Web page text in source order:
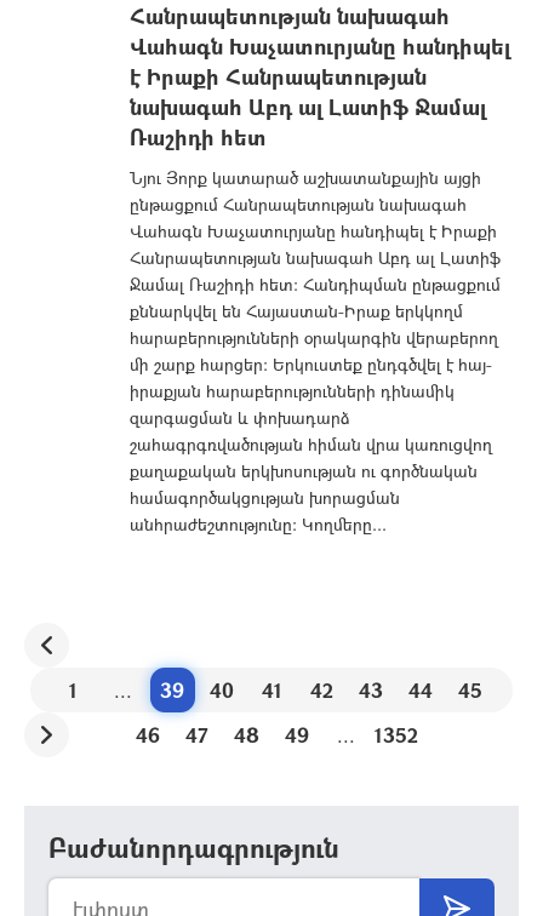
Հանրապետության նախագահ
Վահագն Խաչատուրյանը հանդիպել
է Իրաքի Հանրապետության
նախագահ Աբդ ալ Լատիֆ Ջամալ
Ռաշիդի հետ
Նյու Յորք կատարած աշխատանքային այցի
ընթացքում Հանրապետության նախագահ
Վահագն Խաչատուրյանը հանդիպել է Իրաքի
Հանրապետության նախագահ Աբդ ալ Լատիֆ
Ջամալ Ռաշիդի հետ։ Հանդիպման ընթացքում
քննարկվել են Հայաստան-Իրաք երկկողմ
հարաբերությունների օրակարգին վերաբերող
մի շարք հարցեր։ Երկուստեք ընդգծվել է հայ-
իրաքյան հարաբերությունների դինամիկ
զարգացման և փոխադարձ
շահագրգռվածության հիման վրա կառուցվող
քաղաքական երկխոսության ու գործնական
համագործակցության խորացման
անհրաժեշտությունը։ Կողմերը...
1 ... 39 40 41 42 43 44
45
46
47 48 49 ... 1352
Բաժանորդագրություն